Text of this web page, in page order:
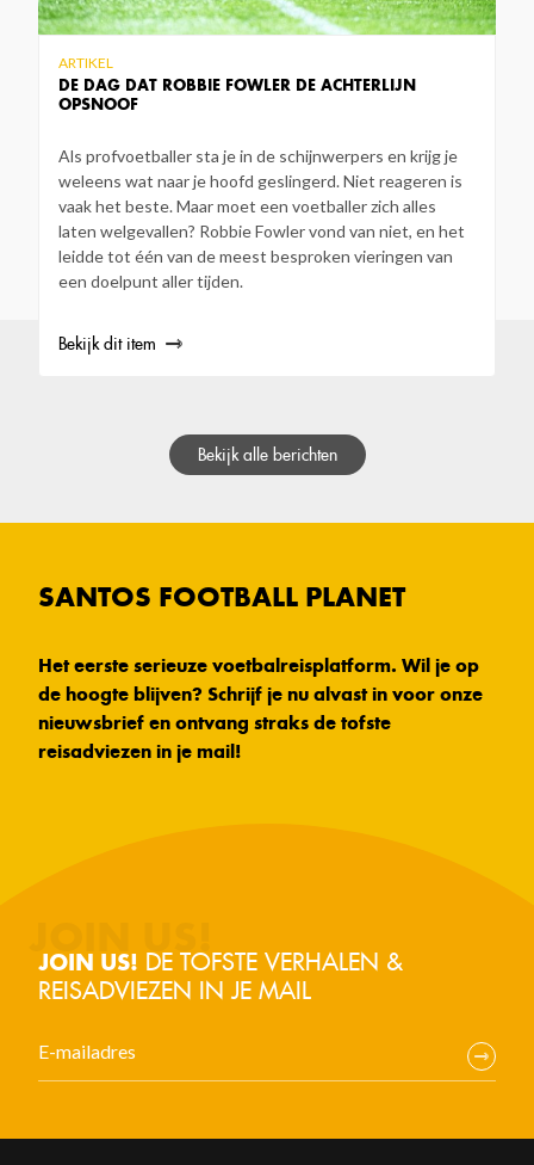
DE DAG DAT ROBBIE FOWLER DE ACHTERLIJN
OPSNOOF
ARTIKEL
Als profvoetballer sta je in de schijnwerpers en krijg je
weleens wat naar je hoofd geslingerd. Niet reageren is
vaak het beste. Maar moet een voetballer zich alles
laten welgevallen? Robbie Fowler vond van niet, en het
leidde tot één van de meest besproken vieringen van
een doelpunt aller tijden.
Bekijk dit item
Bekijk alle berichten
SANTOS FOOTBALL PLANET
Het eerste serieuze voetbalreisplatform. Wil je op
de hoogte blijven? Schrijf je nu alvast in voor onze
nieuwsbrief en ontvang straks de tofste
reisadviezen in je mail!
JOIN US! DE TOFSTE VERHALEN &
REISADVIEZEN IN JE MAIL